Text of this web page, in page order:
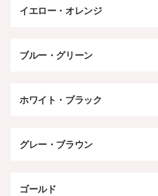
イエロー・オレンジ
ブルー・グリーン
ホワイト・ブラック
グレー・ブラウン
ゴールド